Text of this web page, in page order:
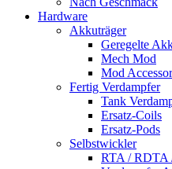
Hardware
Akkuträger
Geregelte
Mech Mod
Mod
Fertig Verdampfer
Tank
Ersatz-Coils
Ersatz-Pods
Selbstwickler
RTA / RDTA